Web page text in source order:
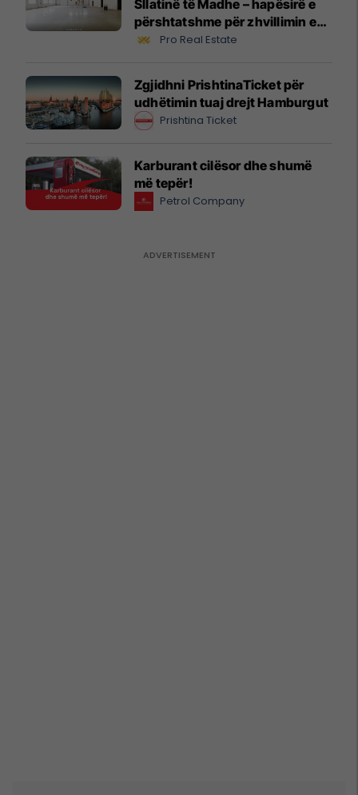
Sllatinë të Madhe – hapësirë e
përshtatshme për zhvillimin e
biznesit #16068
Pro Real Estate
Zgjidhni PrishtinaTicket për
udhëtimin tuaj drejt Hamburgut
Prishtina Ticket
Karburant cilësor dhe shumë
më tepër!
Petrol Company